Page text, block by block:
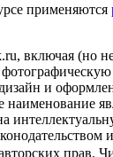
применяются
включая (но
и
прав.